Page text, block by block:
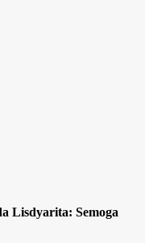
Lisdyarita: Semoga